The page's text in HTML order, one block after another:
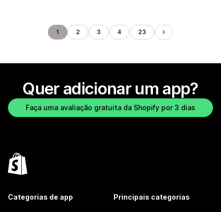
1 2 3 4 23
Quer adicionar um app?
Faça uma avaliação gratuita da Shopify por 3 dias
Categorias de app Principais categorias